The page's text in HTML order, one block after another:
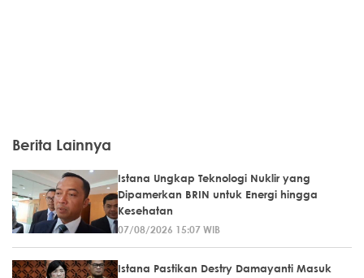
Berita Lainnya
Istana Ungkap Teknologi Nuklir yang
Dipamerkan BRIN untuk Energi hingga
Kesehatan
07/08/2026 15:07 WIB
Istana Pastikan Destry Damayanti Masuk